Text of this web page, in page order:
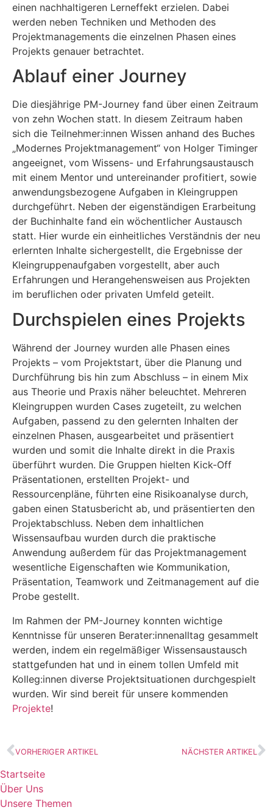
einen nachhaltigeren Lerneffekt erzielen. Dabei
werden neben Techniken und Methoden des
Projektmanagements die einzelnen Phasen eines
Projekts genauer betrachtet.
Ablauf einer Journey
Die diesjährige PM-Journey fand über einen Zeitraum
von zehn Wochen statt. In diesem Zeitraum haben
sich die Teilnehmer:innen Wissen anhand des Buches
„Modernes Projektmanagement“ von Holger Timinger
angeeignet, vom Wissens- und Erfahrungsaustausch
mit einem Mentor und untereinander profitiert, sowie
anwendungsbezogene Aufgaben in Kleingruppen
durchgeführt. Neben der eigenständigen Erarbeitung
der Buchinhalte fand ein wöchentlicher Austausch
statt. Hier wurde ein einheitliches Verständnis der neu
erlernten Inhalte sichergestellt, die Ergebnisse der
Kleingruppenaufgaben vorgestellt, aber auch
Erfahrungen und Herangehensweisen aus Projekten
im beruflichen oder privaten Umfeld geteilt.
Durchspielen eines Projekts
Während der Journey wurden alle Phasen eines
Projekts – vom Projektstart, über die Planung und
Durchführung bis hin zum Abschluss – in einem Mix
aus Theorie und Praxis näher beleuchtet. Mehreren
Kleingruppen wurden Cases zugeteilt, zu welchen
Aufgaben, passend zu den gelernten Inhalten der
einzelnen Phasen, ausgearbeitet und präsentiert
wurden und somit die Inhalte direkt in die Praxis
überführt wurden. Die Gruppen hielten Kick-Off
Präsentationen, erstellten Projekt- und
Ressourcenpläne, führten eine Risikoanalyse durch,
gaben einen Statusbericht ab, und präsentierten den
Projektabschluss. Neben dem inhaltlichen
Wissensaufbau wurden durch die praktische
Anwendung außerdem für das Projektmanagement
wesentliche Eigenschaften wie Kommunikation,
Präsentation, Teamwork und Zeitmanagement auf die
Probe gestellt.
Im Rahmen der PM-Journey konnten wichtige
Kenntnisse für unseren Berater:innenalltag gesammelt
werden, indem ein regelmäßiger Wissensaustausch
stattgefunden hat und in einem tollen Umfeld mit
Kolleg:innen diverse Projektsituationen durchgespielt
wurden. Wir sind bereit für unsere kommenden
Projekte!
VORHERIGER ARTIKEL NÄCHSTER ARTIKEL
Startseite
Über Uns
Unsere Themen